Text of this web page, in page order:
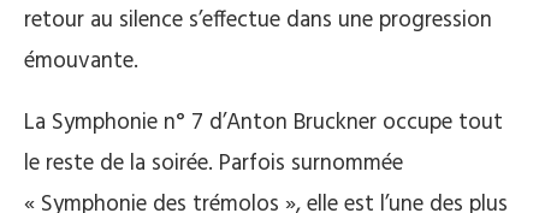
retour au silence s’effectue dans une progression
émouvante.
La Symphonie n° 7 d’Anton Bruckner occupe tout
le reste de la soirée. Parfois surnommée
« Symphonie des trémolos », elle est l’une des plus